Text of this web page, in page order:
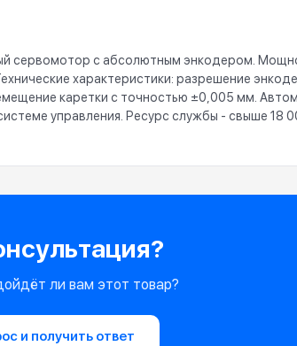
сервомотор с абсолютным энкодером.
характеристики: разрешение
каретки с точностью ±0,005 мм.
управления. Ресурс службы - свыше 18
ли вам этот товар?
и получить ответ